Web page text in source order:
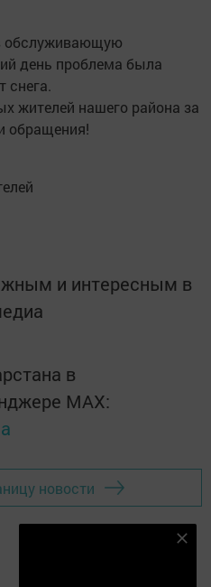
обслуживающую
день проблема была
снега.
жителей нашего района за
обращения!
и интересным в
в
MАХ:
новости